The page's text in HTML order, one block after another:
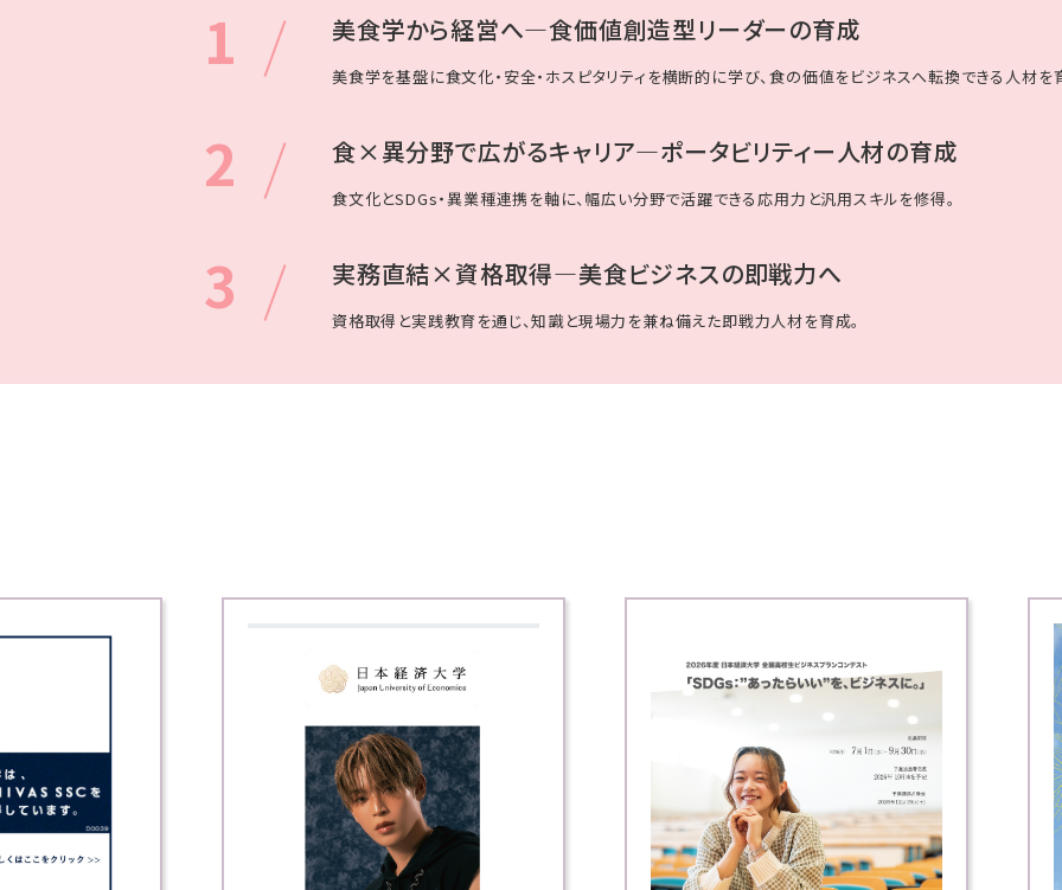
1 美食学から経営へ―食価値創造型リーダーの育成
美食学を基盤に食文化・安全・ホスピタリティを横断的に学び、食の価値をビジネスへ転換できる人材を
2 食×異分野で広がるキャリア―ポータビリティー人材の育成
食文化とSDGs・異業種連携を軸に、幅広い分野で活躍できる応用力と汎用スキルを修得。
3 実務直結×資格取得―美食ビジネスの即戦力へ
資格取得と実践教育を通じ、知識と現場力を兼ね備えた即戦力人材を育成。